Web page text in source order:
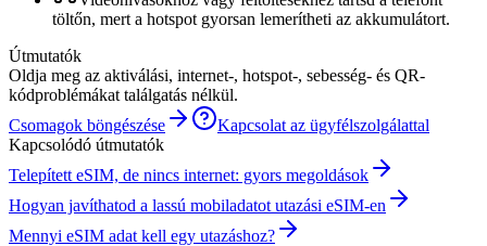
töltőn, mert a hotspot gyorsan lemerítheti az akkumulátort.
Útmutatók
Oldja meg az aktiválási, internet-, hotspot-, sebesség- és QR-
kódproblémákat találgatás nélkül.
Csomagok böngészése
Kapcsolat az ügyfélszolgálattal
Kapcsolódó útmutatók
Telepített eSIM, de nincs internet: gyors megoldások
Hogyan javíthatod a lassú mobiladatot utazási eSIM-en
Mennyi eSIM adat kell egy utazáshoz?